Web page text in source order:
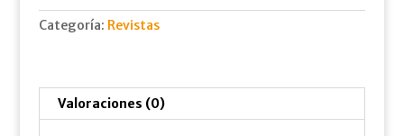
Categoría: Revistas
Valoraciones (0)